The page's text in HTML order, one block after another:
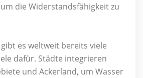
die Widerstandsfähigkeit zu
es weltweit bereits viele
dafür. Städte integrieren
und Ackerland, um Wasser